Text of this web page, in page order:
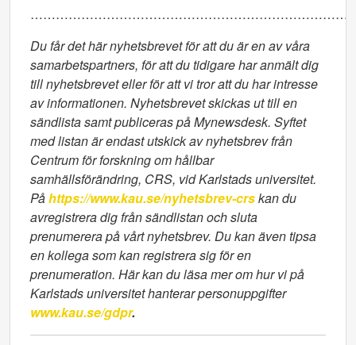
Du får det här nyhetsbrevet för att du är en av våra
samarbetspartners, för att du tidigare har anmält dig
till nyhetsbrevet eller för att vi tror att du har intresse
av informationen. Nyhetsbrevet skickas ut till en
sändlista samt publiceras på Mynewsdesk. Syftet
med listan är endast utskick av nyhetsbrev från
Centrum för forskning om hållbar
samhällsförändring, CRS, vid Karlstads universitet.
Påhttps://www.kau.se/nyhetsbrev-crskan du
avregistrera dig från sändlistan och sluta
prenumerera på vårt nyhetsbrev. Du kan även tipsa
en kollega som kan registrera sig för en
prenumeration. Här kan du läsa mer om hur vi på
Karlstads universitet hanterar personuppgifter
www.kau.se/gdpr.